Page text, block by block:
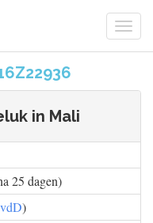
in Mali
25 dagen)
)